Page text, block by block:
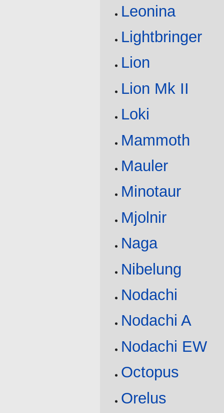
Leonina
Lightbringer
Lion
Lion Mk II
Loki
Mammoth
Mauler
Minotaur
Mjolnir
Naga
Nibelung
Nodachi
Nodachi A
Nodachi EW
Octopus
Orelus